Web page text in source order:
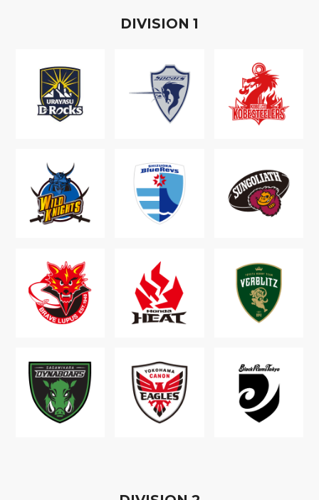
DIVISION 1